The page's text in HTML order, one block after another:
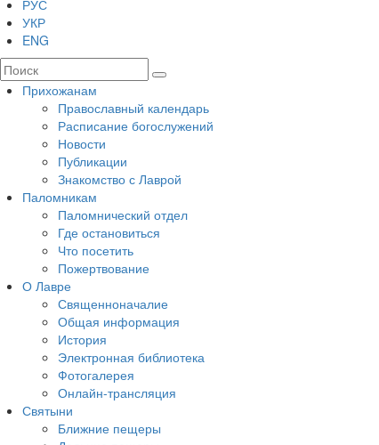
РУС
УКР
ENG
Прихожанам
Православный календарь
Расписание богослужений
Новости
Публикации
Знакомство с Лаврой
Паломникам
Паломнический отдел
Где остановиться
Что посетить
Пожертвование
О Лавре
Священноначалие
Общая информация
История
Электронная библиотека
Фотогалерея
Онлайн-трансляция
Святыни
Ближние пещеры